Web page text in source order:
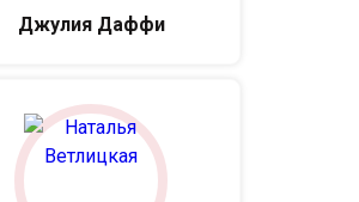
Джулия Даффи